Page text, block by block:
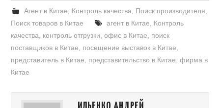
Агент в Китае Контроль качества Поиск производителя
Поиск товаров в Китае
агент в Китае
Контроль
качества
контроль отгрузки ,офис в Китае
поиск
поставщиков в Китае
посещение выставок в Китае
представитель в Китае
представительство в Китае ,фирма в
Китае